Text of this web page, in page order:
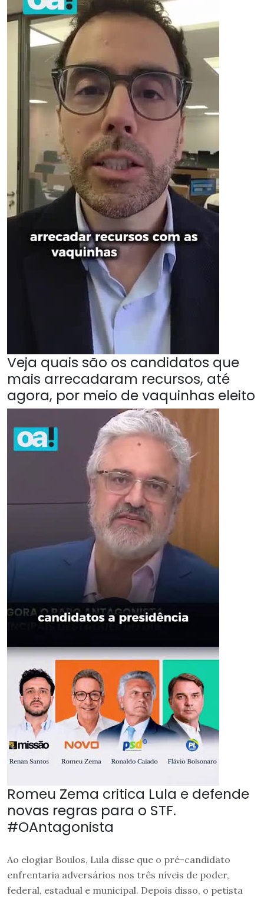
Veja quais são os candidatos que
mais arrecadaram recursos, até
agora, por meio de vaquinhas eleito
Romeu Zema critica Lula e defende
novas regras para o STF.
#OAntagonista
Ao elogiar Boulos, Lula disse que o pré-candidato
enfrentaria adversários nos três níveis de poder,
federal, estadual e municipal. Depois disso, o petista